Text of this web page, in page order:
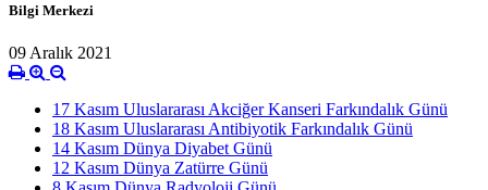
Bilgi Merkezi
09 Aralık 2021
17 Kasım Uluslararası Akciğer Kanseri Farkındalık Günü
18 Kasım Uluslararası Antibiyotik Farkındalık Günü
14 Kasım Dünya Diyabet Günü
12 Kasım Dünya Zatürre Günü